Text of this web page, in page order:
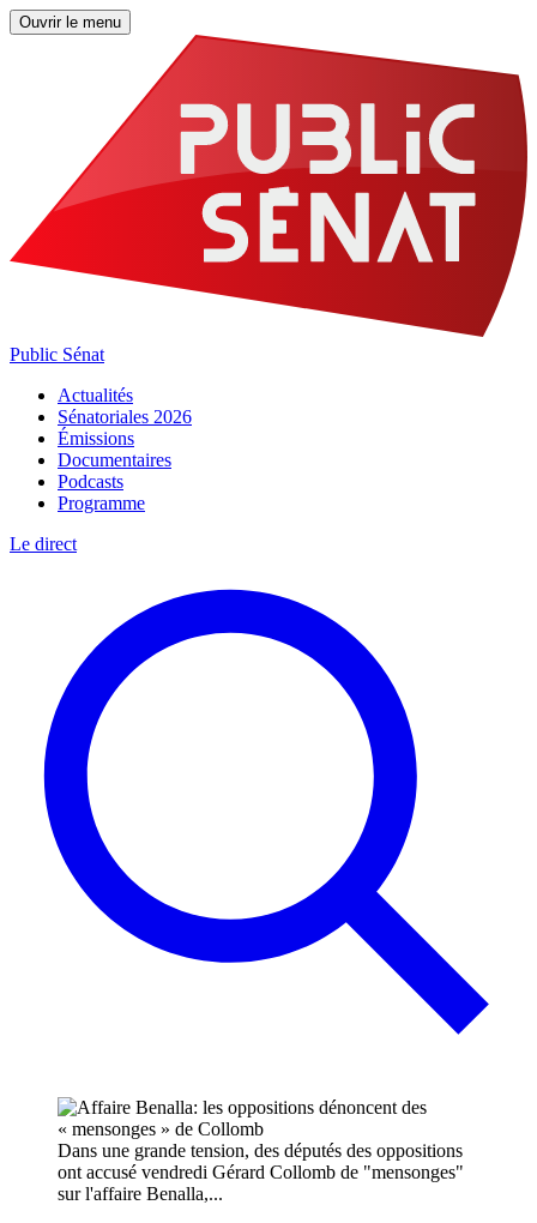
Ouvrir le menu
Public Sénat
Actualités
Sénatoriales 2026
Émissions
Documentaires
Podcasts
Programme
Le direct
Dans une grande tension, des députés des oppositions
ont accusé vendredi Gérard Collomb de "mensonges"
sur l'affaire Benalla,...